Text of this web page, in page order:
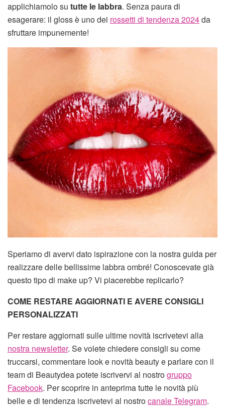
applichiamolo su tutte le labbra. Senza paura di
esagerare: il gloss è uno dei rossetti di tendenza 2024da
sfruttare impunemente!
Speriamo di avervi dato ispirazione con la nostra guida per
realizzare delle bellissime labbra ombré! Conoscevate già
questo tipo di make up? Vi piacerebbe replicarlo?
COME RESTARE AGGIORNATI E AVERE CONSIGLI
PERSONALIZZATI
Per restare aggiornati sulle ultime novità iscrivetevi alla
nostra newsletter. Se volete chiedere consigli su come
truccarsi, commentare look e novità beauty e parlare con il
team di Beautydea potete iscrivervi al nostrogruppo
Facebook. Per scoprire in anteprima tutte le novità più
belle e di tendenza iscrivetevi al nostrocanale Telegram.